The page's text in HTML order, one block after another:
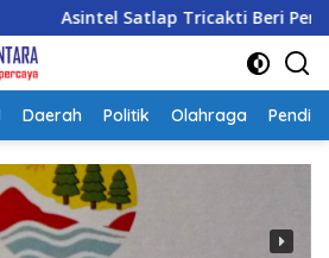
Tricakti Beri Penjelasan Terkait
Daerah Politik Olahraga